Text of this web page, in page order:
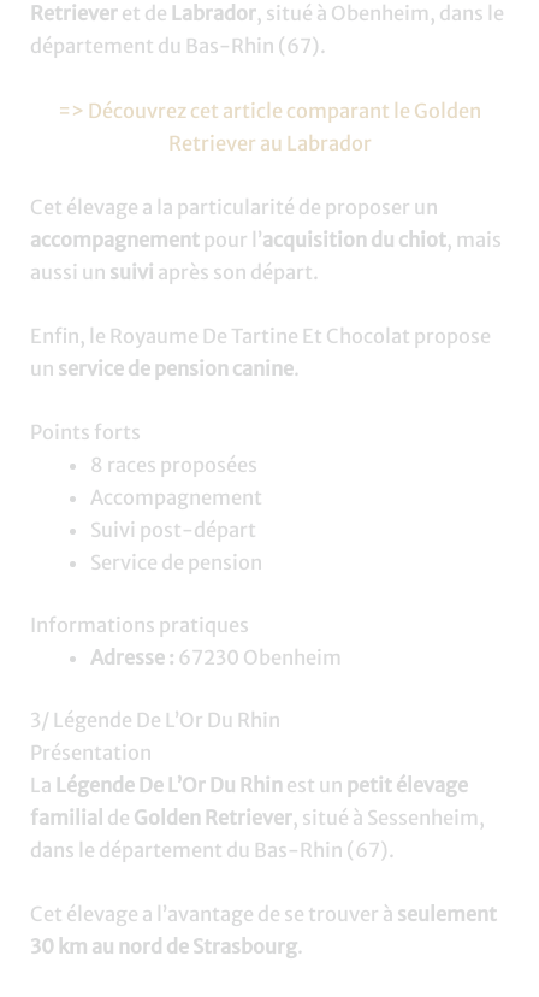
Retriever et de Labrador, situé à Obenheim, dans le
département du Bas-Rhin (67).
=> Découvrez cet article comparant le Golden
Retriever au Labrador
Cet élevage a la particularité de proposer un
accompagnement pour l’acquisition du chiot, mais
aussi un suivi après son départ.
Enfin, le Royaume De Tartine Et Chocolat propose
un service de pension canine.
Points forts
8 races proposées
Accompagnement
Suivi post-départ
Service de pension
Informations pratiques
Adresse : 67230 Obenheim
3/ Légende De L’Or Du Rhin
Présentation
La Légende De L’Or Du Rhin est un petit élevage
familial de Golden Retriever, situé à Sessenheim,
dans le département du Bas-Rhin (67).
Cet élevage a l’avantage de se trouver à seulement
30 km au nord de Strasbourg.